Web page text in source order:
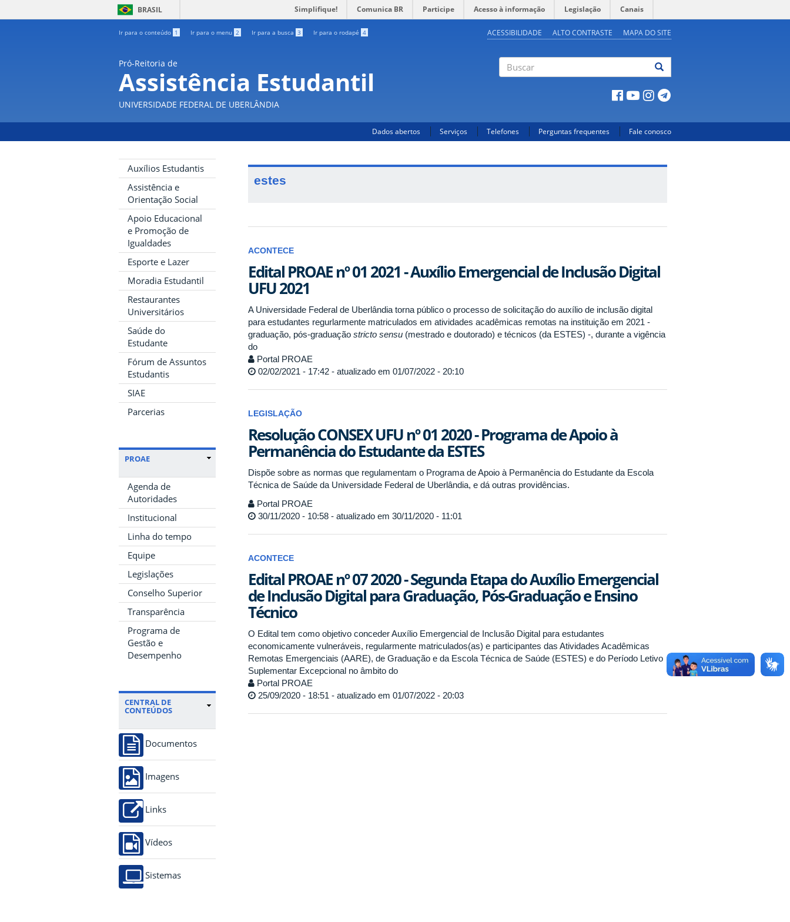
BRASIL Simplifique! Comunica BR Participe Acesso à informação Legislação Canais
Ir para o conteúdo 1 Ir para o menu 2 Ir para a busca 3 Ir para o rodapé 4 ACESSIBILIDADE ALTO CONTRASTE MAPA DO SITE
Pró-Reitoria de
Assistência Estudantil
UNIVERSIDADE FEDERAL DE UBERLÂNDIA
Dados abertos Serviços Telefones Perguntas frequentes Fale conosco
Auxílios Estudantis
Assistência e
Orientação Social
Apoio Educacional
e Promoção de
Igualdades
Esporte e Lazer
Moradia Estudantil
Restaurantes
Universitários
Saúde do
Estudante
Fórum de Assuntos
Estudantis
SIAE
Parcerias
PROAE
Agenda de
Autoridades
Institucional
Linha do tempo
Equipe
Legislações
Conselho Superior
Transparência
Programa de
Gestão e
Desempenho
CENTRAL DE
CONTEÚDOS
Documentos
Imagens
Links
Vídeos
Sistemas
estes
ACONTECE
Edital PROAE nº 01 2021 - Auxílio Emergencial de Inclusão Digital
UFU 2021
A Universidade Federal de Uberlândia torna público o processo de solicitação do auxílio de inclusão digital
para estudantes regurlarmente matriculados em atividades acadêmicas remotas na instituição em 2021 -
graduação, pós-graduação stricto sensu (mestrado e doutorado) e técnicos (da ESTES) -, durante a vigência
do
Portal PROAE
02/02/2021 - 17:42 - atualizado em 01/07/2022 - 20:10
LEGISLAÇÃO
Resolução CONSEX UFU nº 01 2020 - Programa de Apoio à
Permanência do Estudante da ESTES
Dispõe sobre as normas que regulamentam o Programa de Apoio à Permanência do Estudante da Escola
Técnica de Saúde da Universidade Federal de Uberlândia, e dá outras providências.
Portal PROAE
30/11/2020 - 10:58 - atualizado em 30/11/2020 - 11:01
ACONTECE
Edital PROAE nº 07 2020 - Segunda Etapa do Auxílio Emergencial
de Inclusão Digital para Graduação, Pós-Graduação e Ensino
Técnico
O Edital tem como objetivo conceder Auxílio Emergencial de Inclusão Digital para estudantes
economicamente vulneráveis, regularmente matriculados(as) e participantes das Atividades Acadêmicas
Remotas Emergenciais (AARE), de Graduação e da Escola Técnica de Saúde (ESTES) e do Período Letivo
Suplementar Excepcional no âmbito do
Portal PROAE
25/09/2020 - 18:51 - atualizado em 01/07/2022 - 20:03